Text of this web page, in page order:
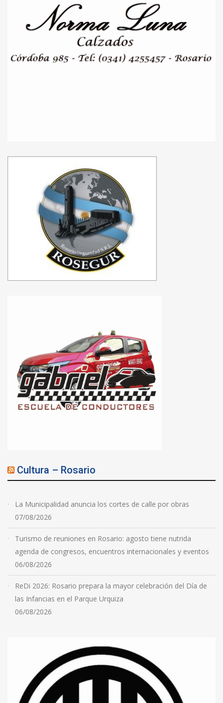
Cultura – Rosario
La Municipalidad anuncia los cortes de calle por obras
07/08/2026
Turismo de reuniones en Rosario: agosto tiene nutrida
agenda de congresos, encuentros internacionales y eventos
06/08/2026
ReDi 2026: Rosario prepara la mayor celebración del Día de
las Infancias en el Parque Urquiza
06/08/2026